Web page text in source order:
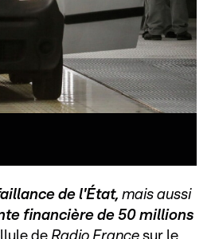
de l'État, mais aussi
financière de 50 millions